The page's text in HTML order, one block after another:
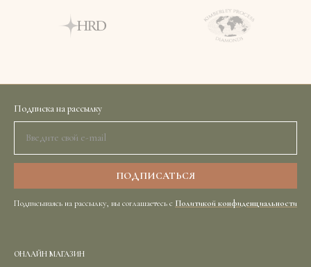
Подписка на рассылку
Подписываясь на рассылку, вы соглашаетесь с Политикой конфиденциальности
ОНЛАЙН МАГАЗИН